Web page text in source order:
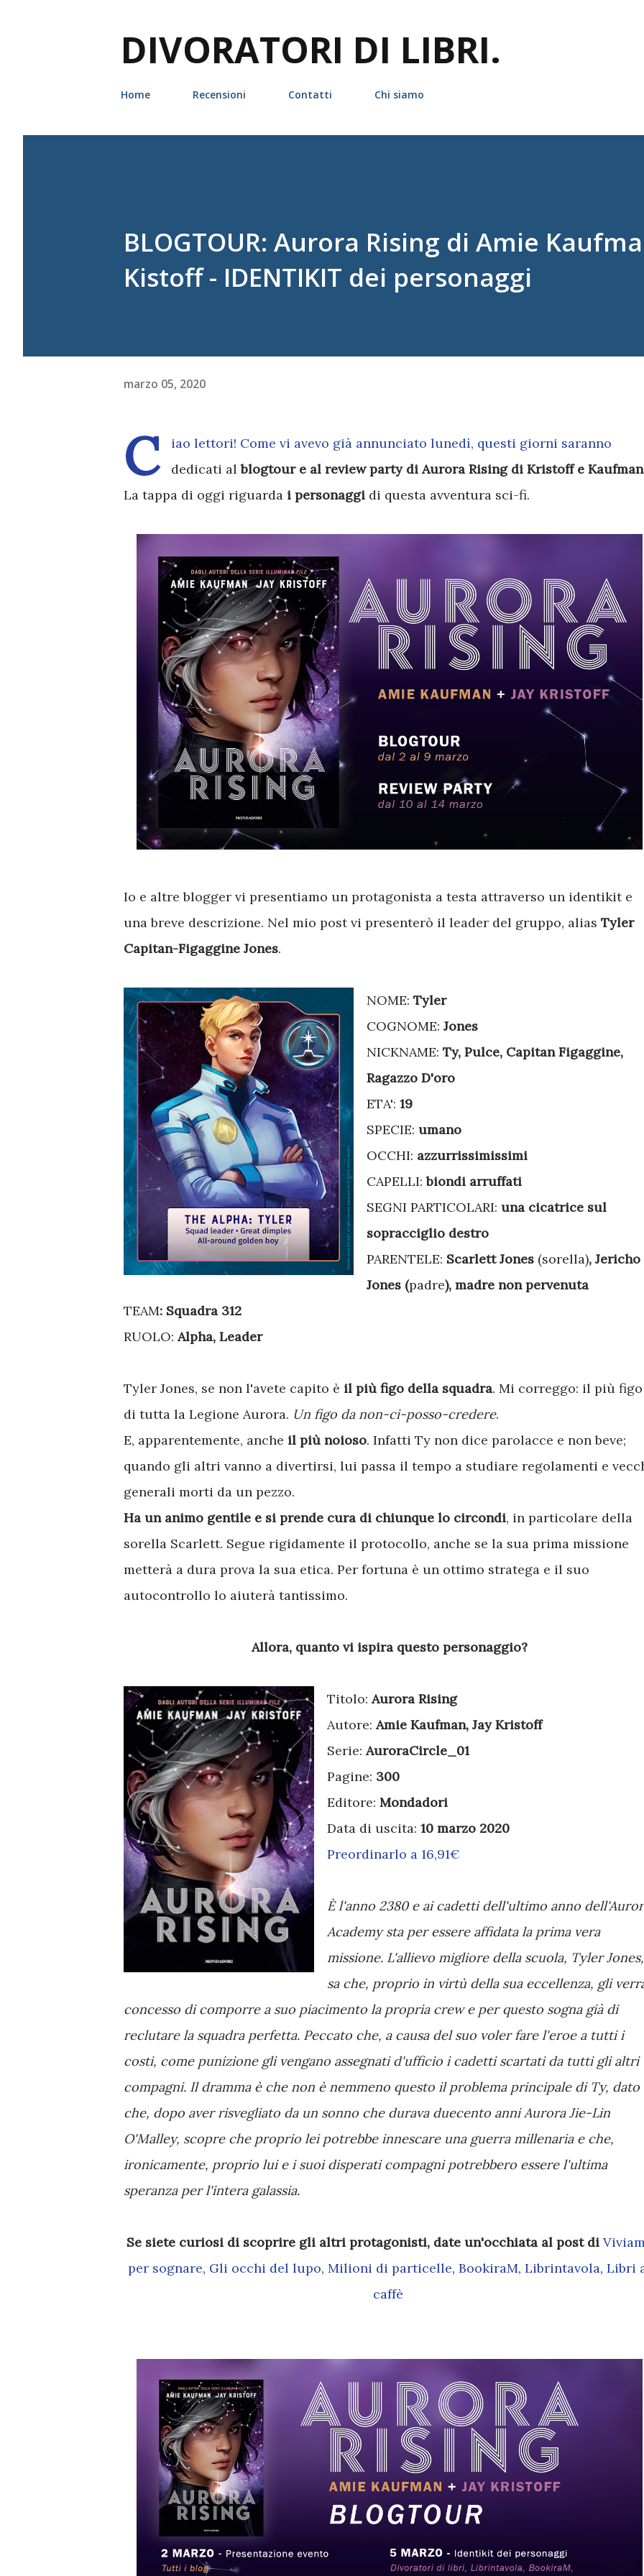
DIVORATORI DI LIBRI.
Home Recensioni Contatti Chi siamo
BLOGTOUR: Aurora Rising di Amie
Kistoff - IDENTIKIT dei personaggi
marzo 05, 2020
C
iao lettori! Come vi avevo già annunciato lunedì, questi giorni saranno
dedicati alblogtour e al review party di Aurora Rising di Kristoff e Kaufman
La tappa di oggi riguarda i personaggi di questa avventura sci-fi.
Io e altre blogger vi presentiamo un protagonista a testa attraverso un identikit e
una breve descrizione. Nel mio post vi presenterò il leader del gruppo, alias Tyler
Capitan-Figaggine Jones.
NOME: Tyler
COGNOME: Jones
NICKNAME: Ty, Pulce, Capitan Figaggine,
Ragazzo D'oro
ETA': 19
SPECIE: umano
OCCHI: azzurrissimissimi
CAPELLI:biondi arruffati
SEGNI PARTICOLARI: una cicatrice sul
sopracciglio destro
PARENTELE: Scarlett Jones (sorella), Jericho
Jones (padre), madre non pervenuta
TEAM: Squadra 312
RUOLO: Alpha, Leader
Tyler Jones, se non l'avete capito è il più figo della squadra. Mi correggo: il più figo
di tutta la Legione Aurora. Un figo da non-ci-posso-credere.
E, apparentemente, anche il più noioso. Infatti Ty non dice parolacce e non beve;
quando gli altri vanno a divertirsi, lui passa il tempo a studiare regolamenti e
generali morti da un pezzo.
Ha un animo gentile e si prende cura di chiunque lo circondi, in particolare della
sorella Scarlett. Segue rigidamente il protocollo, anche se la sua prima missione
metterà a dura prova la sua etica. Per fortuna è un ottimo stratega e il suo
autocontrollo lo aiuterà tantissimo.
Allora, quanto vi ispira questo personaggio?
Titolo:Aurora Rising
Autore:Amie Kaufman, Jay Kristoff
Serie:AuroraCircle_01
Pagine: 300
Editore: Mondadori
Data di uscita: 10 marzo 2020
Preordinarlo a 16,91€
È l'anno 2380 e ai cadetti dell'ultimo anno
Academy sta per essere affidata la prima vera
missione. L'allievo migliore della scuola, Tyler Jones,
sa che, proprio in virtù della sua eccellenza, gli
concesso di comporre a suo piacimento la propria crew e per questo sogna già di
reclutare la squadra perfetta. Peccato che, a causa del suo voler fare l'eroe a tutti i
costi, come punizione gli vengano assegnati d'ufficio i cadetti scartati da tutti gli altri
compagni. Il dramma è che non è nemmeno questo il problema principale di Ty, dato
che, dopo aver risvegliato da un sonno che durava duecento anni Aurora Jie-Lin
O'Malley, scopre che proprio lei potrebbe innescare una guerra millenaria e che,
ironicamente, proprio lui e i suoi disperati compagni potrebbero essere l'ultima
speranza per l'intera galassia.
Se siete curiosi di scoprire gli altri protagonisti, date un'occhiata al post di
per sognare, Gli occhi del lupo, Milioni di particelle, BookiraM, Librintavola, Libri
caffè